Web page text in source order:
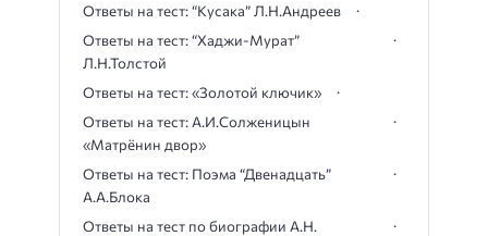
Ответы на тест: “Кусака” Л.Н.Андреев
Ответы на тест: “Хаджи-Мурат”
Л.Н.Толстой
Ответы на тест: «Золотой ключик»
Ответы на тест: А.И.Солженицын
«Матрёнин двор»
Ответы на тест: Поэма “Двенадцать”
А.А.Блока
Ответы на тест по биографии А.Н.